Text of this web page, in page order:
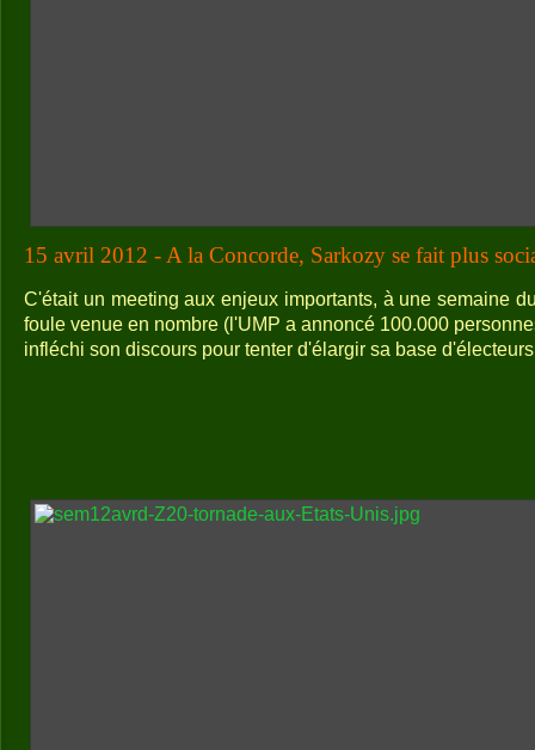
15 avril 2012 - A la Concorde, Sarkozy se fait plus
C'était un meeting aux enjeux importants, à une semaine
foule venue en nombre (l'UMP a annoncé 100.000
infléchi son discours pour tenter d'élargir sa base